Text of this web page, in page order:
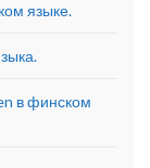
языке.
в финском